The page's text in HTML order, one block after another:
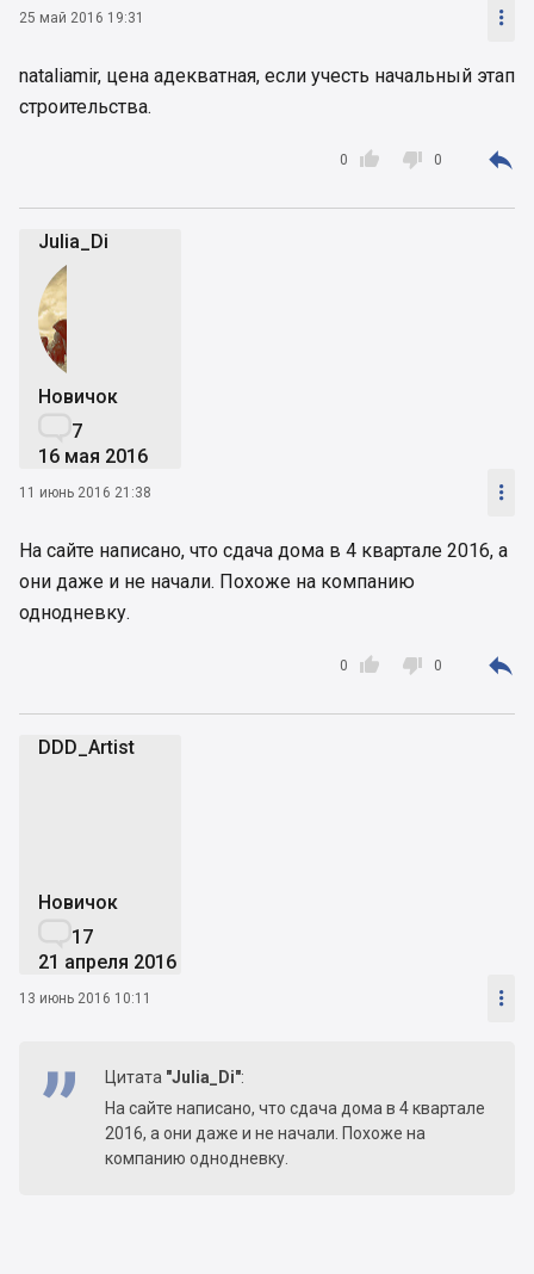
25 май 2016 19:31 
nataliamir, цена адекватная, если учесть начальный этап
строительства.

0  0 
Julia_Di
Новичок
7
16 мая 2016
11 июнь 2016 21:38 
На сайте написано, что сдача дома в 4 квартале 2016, а
они даже и не начали. Похоже на компанию
однодневку.

0  0 
DDD_Artist
Новичок
17
21 апреля 2016
13 июнь 2016 10:11 
Цитата "Julia_Di":
На сайте написано, что сдача дома в 4 квартале
2016, а они даже и не начали. Похоже на
компанию однодневку.